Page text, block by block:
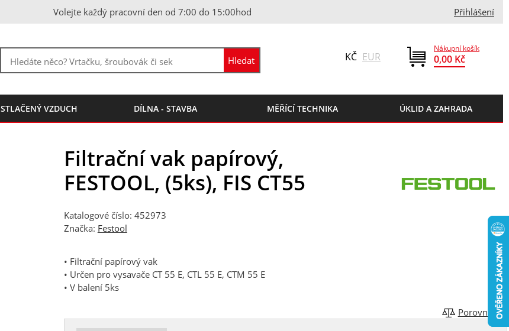
Volejte každý pracovní den od 7:00 do 15:00hod Přihlášení
Nákupní košík
0,00 Kč
KČ EUR
STLAČENÝ VZDUCH DÍLNA - STAVBA MĚŘÍCÍ TECHNIKA ÚKLID A ZAHRADA
Filtrační vak papírový,
FESTOOL, (5ks), FIS CT55
Katalogové číslo: 452973
Značka: Festool
• Filtrační papírový vak
• Určen pro vysavače CT 55 E, CTL 55 E, CTM 55 E
• V balení 5ks
Porovnat